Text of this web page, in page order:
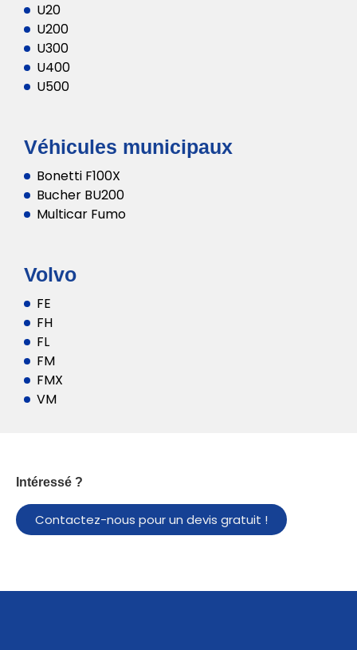
U20
U200
U300
U400
U500
Véhicules municipaux
Bonetti F100X
Bucher BU200
Multicar Fumo
Volvo
FE
FH
FL
FM
FMX
VM
Intéressé ?
Contactez-nous pour un devis gratuit !